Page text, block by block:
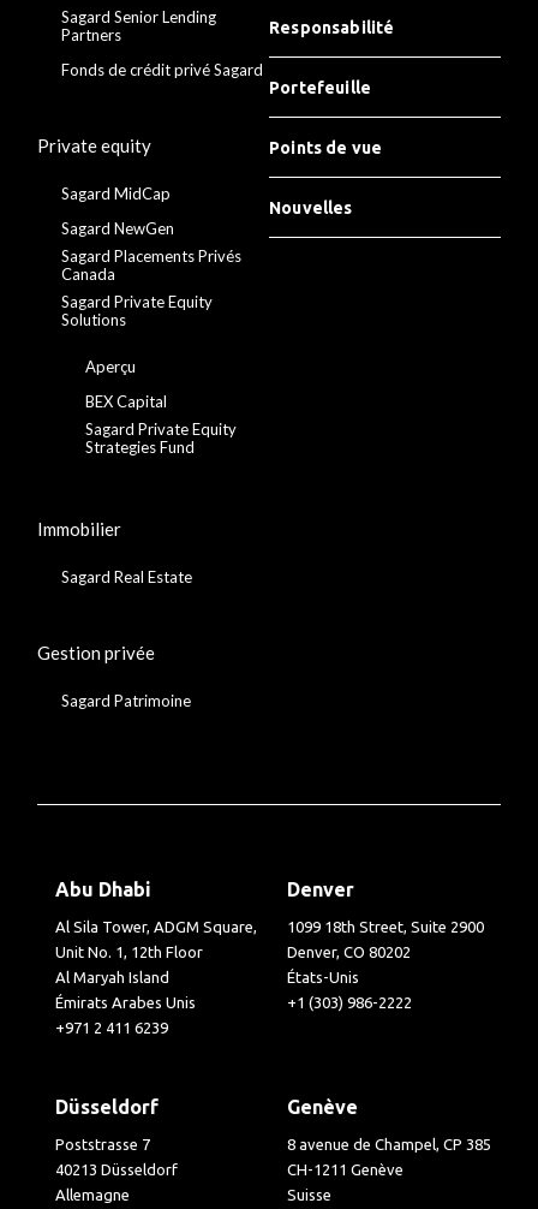
Sagard Senior Lending
Partners
Fonds de crédit privé Sagard
Private equity
Sagard MidCap
Sagard NewGen
Sagard Placements Privés
Canada
Sagard Private Equity
Solutions
Aperçu
BEX Capital
Sagard Private Equity
Strategies Fund
Immobilier
Sagard Real Estate
Gestion privée
Sagard Patrimoine
Responsabilité
Portefeuille
Points de vue
Nouvelles
Abu Dhabi
Al Sila Tower, ADGM Square,
Unit No. 1, 12th Floor
Al Maryah Island
Émirats Arabes Unis
+971 2 411 6239
Denver
1099 18th Street, Suite 2900
Denver, CO 80202
États-Unis
+1 (303) 986-2222
Düsseldorf
Poststrasse 7
40213 Düsseldorf
Allemagne
Genève
8 avenue de Champel, CP 385
CH-1211 Genève
Suisse